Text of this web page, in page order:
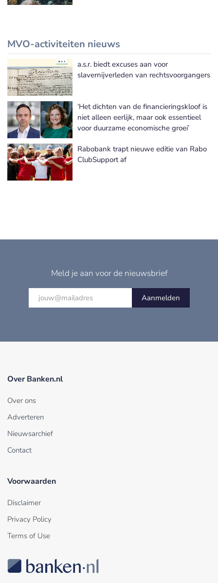
MVO-activiteiten nieuws
Meer MVO-activiteiten nieuws
a.s.r. biedt excuses aan voor
slavernijverleden van rechtsvoorgangers
‘Het dichten van de financieringskloof is
niet alleen eerlijk, maar ook essentieel
voor duurzame economische groei’
Rabobank trapt nieuwe editie van Rabo
ClubSupport af
Meld je aan voor de nieuwsbrief
Aanmelden
Over Banken.nl
Over ons
Adverteren
Nieuwsarchief
Contact
Voorwaarden
Disclaimer
Privacy Policy
Terms of Use